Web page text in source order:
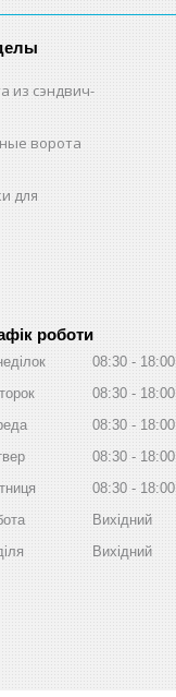
из сэндвич-
ворота
для
роботи
08:30
18:00
08:30
18:00
08:30
18:00
08:30
18:00
08:30
18:00
Вихідний
Вихідний